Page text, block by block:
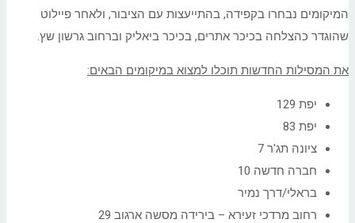
המיקומים נבחרו בקפידה, בהתייעצות עם הציבור, ולאחר פיילוט
שהוגדר כהצלחה בכיכר אתרים, בכיכר ביאליק וברחוב גרשון שץ.
את המסילות החדשות תוכלו למצוא במיקומים הבאים:
יפת 129
יפת 83
ציונה תג'ר 7
חברה חדשה 10
בראלי/דרך נמיר
רחוב מרדכי זעירא – בירידה מסשה ארגוב 29